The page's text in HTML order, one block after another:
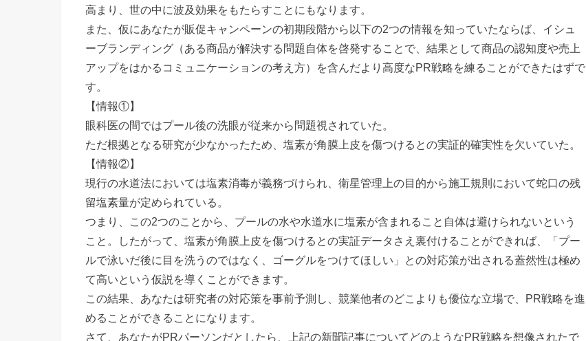
高まり、世の中に波及効果をもたらすことにもなります。
また、仮にあなたが販促キャンペーンの初期段階から以下の2つの情報を知っていたならば、イシュ
ーブランディング（ある商品が解決する問題自体を啓発することで、結果として商品の認知度や売上
アップをはかるコミュニケーションの考え方）を含んだより高度なPR戦略を練ることができたはずで
す。
【情報①】
眼科医の間ではプール後の洗眼が従来から問題視されていた。
ただ根拠となる研究が少なかったため、塩素が角膜上皮を傷つけるとの実証的確実性を欠いていた。
【情報②】
現行の水道法においては塩素消毒が義務づけられ、衛星管理上の目的から施工規則において蛇口の残
留塩素量が定められている。
つまり、この2つのことから、プールの水や水道水に塩素が含まれること自体は避けられないという
こと。したがって、塩素が角膜上皮を傷つけるとの実証データさえ裏付けることができれば、「プー
ルで泳いだ後に目を洗うのではなく、ゴーグルをつけてほしい」との対応策が出される蓋然性は極め
て高いという仮説を導くことができます。
この結果、あなたは研究者の対応策を事前予測し、競業他者のどこよりも優位な立場で、PR戦略を進
めることができることになります。
さて、あなたがPRパーソンだとしたら、上記の新聞記事についてどのようなPR戦略を想像されたで